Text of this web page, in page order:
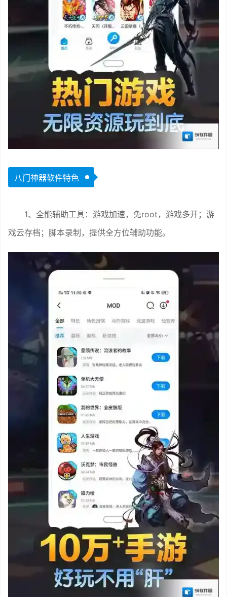
八门神器软件特色
1、全能辅助工具：游戏加速，免root，游戏多开；游
戏云存档；脚本录制，提供全方位辅助功能。